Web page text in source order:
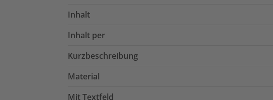
Inhalt
Inhalt per
Kurzbeschreibung
Material
Mit Textfeld